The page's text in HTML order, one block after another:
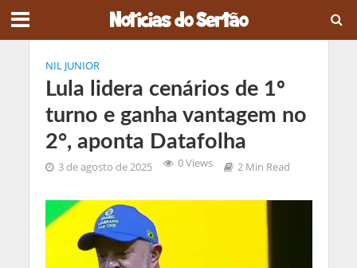
NIL JUNIOR
Lula lidera cenários de 1º
turno e ganha vantagem no
2°, aponta Datafolha
3 de agosto de 2025 0 Views 2 Min Read